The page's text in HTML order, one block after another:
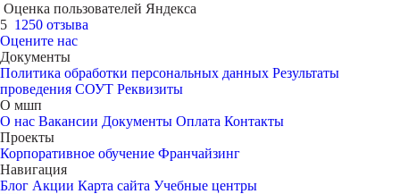
Оценка пользователей Яндекса
5 1250 отзыва
Оцените нас
Документы
Политика обработки персональных данных Результаты
проведения СОУТ Реквизиты
О мшп
О нас Вакансии Документы Оплата Контакты
Проекты
Корпоративное обучение Франчайзинг
Навигация
Блог Акции Карта сайта Учебные центры